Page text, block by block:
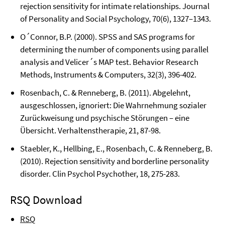
rejection sensitivity for intimate relationships. Journal
of Personality and Social Psychology, 70(6), 1327–1343.
O´Connor, B.P. (2000). SPSS and SAS programs for
determining the number of components using parallel
analysis and Velicer´s MAP test. Behavior Research
Methods, Instruments & Computers, 32(3), 396-402.
Rosenbach, C. & Renneberg, B. (2011). Abgelehnt,
ausgeschlossen, ignoriert: Die Wahrnehmung sozialer
Zurückweisung und psychische Störungen – eine
Übersicht. Verhaltenstherapie, 21, 87-98.
Staebler, K., Hellbing, E., Rosenbach, C. & Renneberg, B.
(2010). Rejection sensitivity and borderline personality
disorder. Clin Psychol Psychother, 18, 275-283.
RSQ Download
RSQ